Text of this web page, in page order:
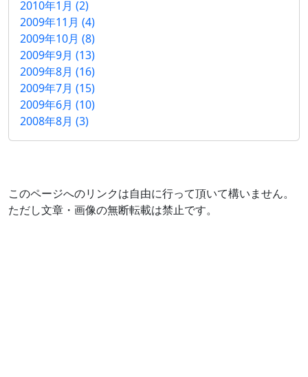
2010年1月 (2)
2009年11月 (4)
2009年10月 (8)
2009年9月 (13)
2009年8月 (16)
2009年7月 (15)
2009年6月 (10)
2008年8月 (3)
このページへのリンクは自由に行って頂いて構いません。
ただし文章・画像の無断転載は禁止です。